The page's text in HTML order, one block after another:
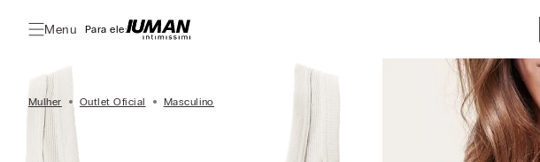
Menu Para ele:
Mulher Outlet Oficial Masculino